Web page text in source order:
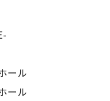
ール
ール